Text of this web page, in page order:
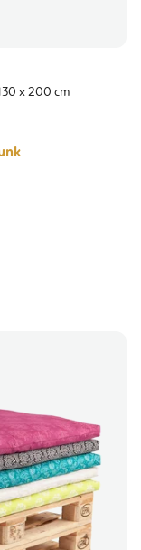
x 200 cm